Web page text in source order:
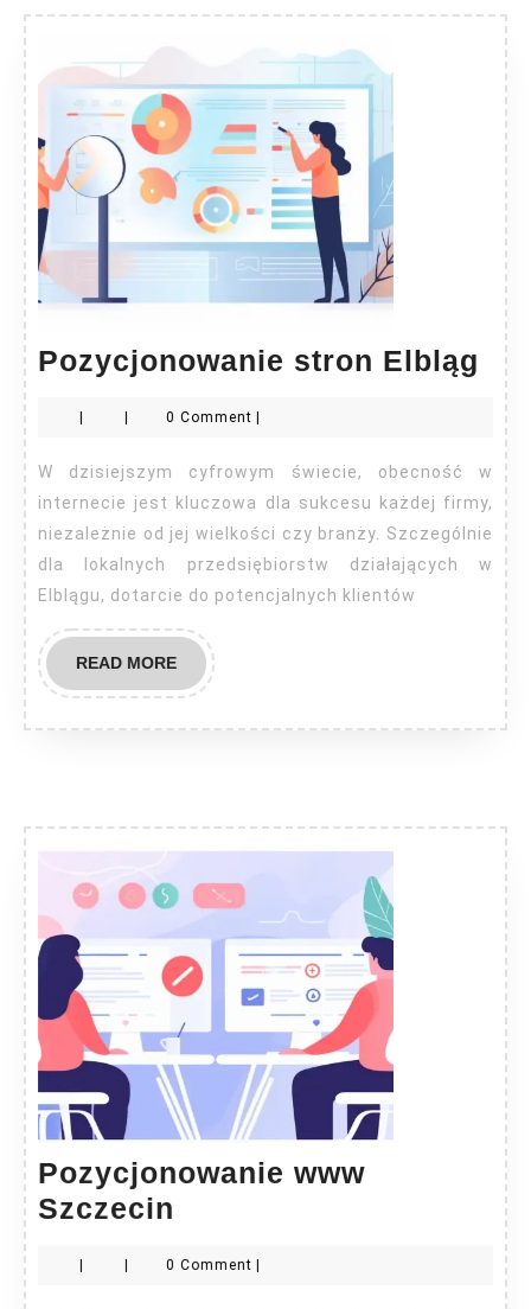
Pozycjonowanie stron Elbląg
| | 0 Comment |
W dzisiejszym cyfrowym świecie, obecność w
internecie jest kluczowa dla sukcesu każdej firmy,
niezależnie od jej wielkości czy branży. Szczególnie
dla lokalnych przedsiębiorstw działających w
Elblągu, dotarcie do potencjalnych klientów
READ MOREREAD
MORE
Pozycjonowanie www
Szczecin
Szczecin
0 Comment